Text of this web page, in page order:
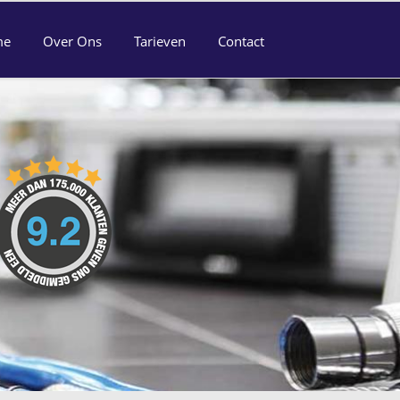
Over Ons Tarieven Contact